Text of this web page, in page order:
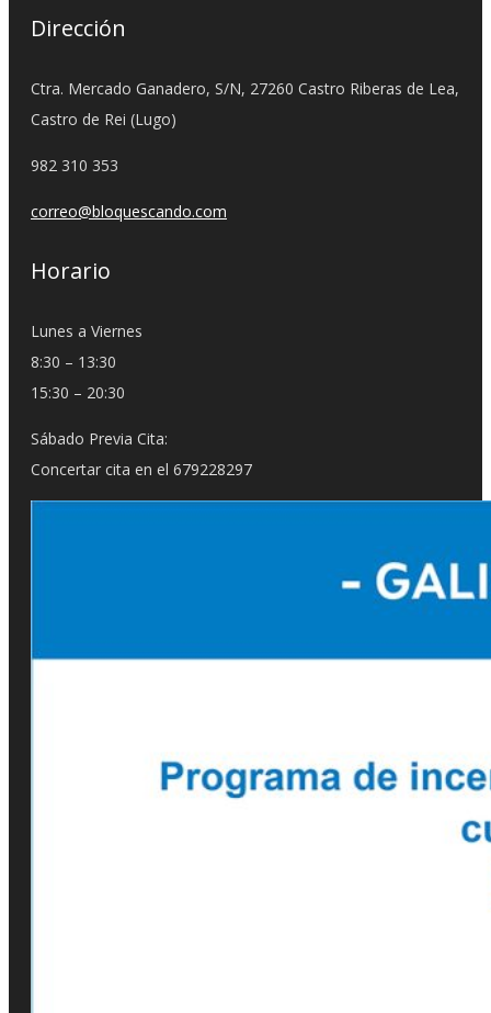
Dirección
Ctra. Mercado Ganadero, S/N, 27260 Castro Riberas de Lea,
Castro de Rei (Lugo)
982 310 353
correo@bloquescando.com
Horario
Lunes a Viernes
8:30 – 13:30
15:30 – 20:30
Sábado Previa Cita:
Concertar cita en el 679228297